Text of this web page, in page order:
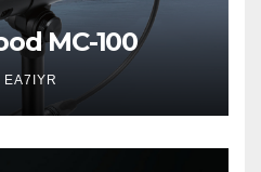
MC-100
EA7IYR